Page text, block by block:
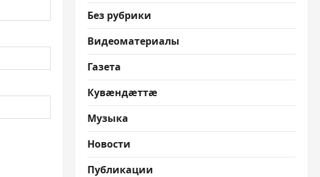
Без рубрики
Видеоматериалы
Газета
Кувæндæттæ
Музыка
Новости
Публикации